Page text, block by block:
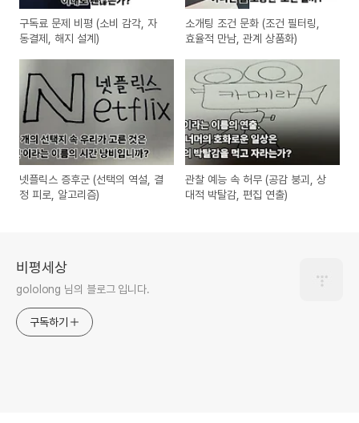
구독료 문제 비평 (소비 감각, 자
동결제, 해지 설계)
소개팅 조건 문화 (조건 필터링,
효율적 만남, 관계 상품화)
넷플릭스 증후군 (선택의 역설, 결
정 피로, 알고리즘)
관찰 예능 속 허무 (공감 붕괴, 상
대적 박탈감, 편집 연출)
비평세상
gololong 님의 블로그 입니다.
구독하기